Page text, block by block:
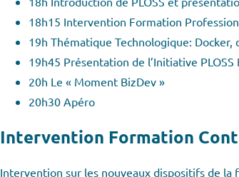
18h15 Intervention Formation
19h Thématique Technologique:
19h45­ Présentation de l’Initiative PLOSS
20h Le « Moment BizDev »
20h30 Apéro
Intervention Formation
Intervention sur les nouveaux dispositifs de la